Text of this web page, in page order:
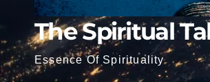
The Spiritual
Essence Of Spirituality